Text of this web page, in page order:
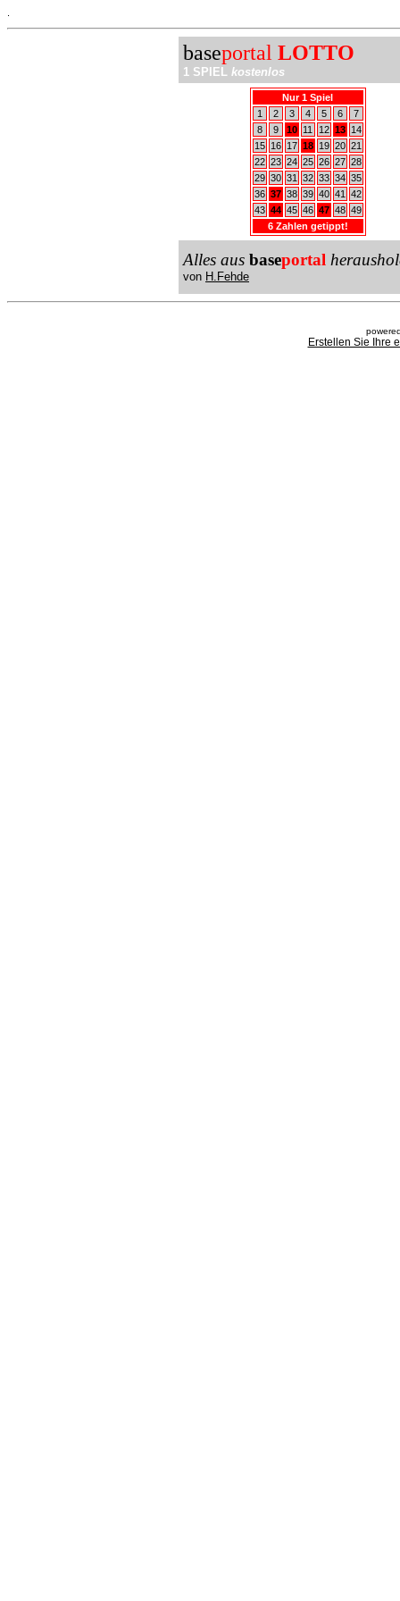
baseportal LOTTO
1 SPIEL kostenlos
Nur 1 Spiel
1
2 3 4 5 6
7
8
9 10 11 12 13
14
15
16 17 18 19 20 21
22 23 24 25 26 27 28
29 30 31 32 33 34 35
36 37 38 39 40 41
42
43 44 45 46 47 48 49
6 Zahlen getippt!
Alles aus baseportal
von H.Fehde
Erstellen Sie Ihre